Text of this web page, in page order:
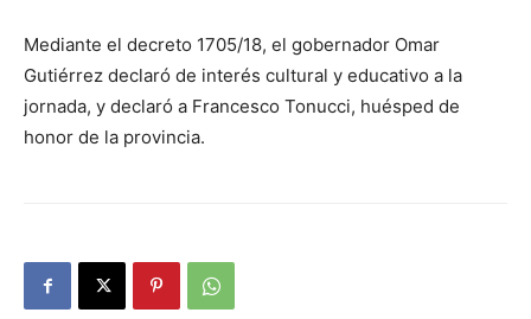
Mediante el decreto 1705/18, el gobernador Omar
Gutiérrez declaró de interés cultural y educativo a la
jornada, y declaró a Francesco Tonucci, huésped de
honor de la provincia.